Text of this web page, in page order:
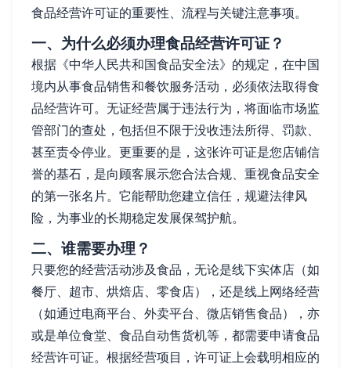
食品经营许可证的重要性、流程与关键注意事项。
一、为什么必须办理食品经营许可证？
根据《中华人民共和国食品安全法》的规定，在中国
境内从事食品销售和餐饮服务活动，必须依法取得食
品经营许可。无证经营属于违法行为，将面临市场监
管部门的查处，包括但不限于没收违法所得、罚款、
甚至责令停业。更重要的是，这张许可证是您店铺信
誉的基石，是向顾客展示您合法合规、重视食品安全
的第一张名片。它能帮助您建立信任，规避法律风
险，为事业的长期稳定发展保驾护航。
二、谁需要办理？
只要您的经营活动涉及食品，无论是线下实体店（如
餐厅、超市、烘焙店、零食店），还是线上网络经营
（如通过电商平台、外卖平台、微店销售食品），亦
或是单位食堂、食品自动售货机等，都需要申请食品
经营许可证。根据经营项目，许可证上会载明相应的